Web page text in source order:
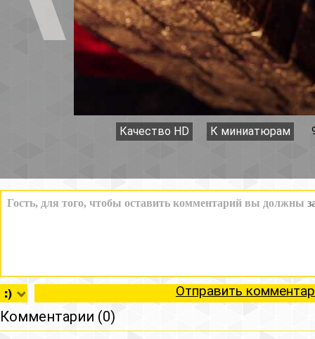
Качество HD К миниатюрам
Отправить
Комментарии (0)